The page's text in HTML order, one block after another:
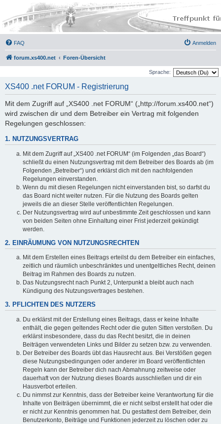
FAQ Anmelden
forum.xs400.net Foren-Übersicht
Sprache:
XS400 .net FORUM - Registrierung
Mit dem Zugriff auf „XS400 .net FORUM“ („http://forum.xs400.net“)
wird zwischen dir und dem Betreiber ein Vertrag mit folgenden
Regelungen geschlossen:
1. NUTZUNGSVERTRAG
Mit dem Zugriff auf „XS400 .net FORUM“ (im Folgenden „das Board“)
schließt du einen Nutzungsvertrag mit dem Betreiber des Boards ab (im
Folgenden „Betreiber“) und erklärst dich mit den nachfolgenden
Regelungen einverstanden.
Wenn du mit diesen Regelungen nicht einverstanden bist, so darfst du
das Board nicht weiter nutzen. Für die Nutzung des Boards gelten
jeweils die an dieser Stelle veröffentlichten Regelungen.
Der Nutzungsvertrag wird auf unbestimmte Zeit geschlossen und kann
von beiden Seiten ohne Einhaltung einer Frist jederzeit gekündigt
werden.
2. EINRÄUMUNG VON NUTZUNGSRECHTEN
Mit dem Erstellen eines Beitrags erteilst du dem Betreiber ein einfaches,
zeitlich und räumlich unbeschränktes und unentgeltliches Recht, deinen
Beitrag im Rahmen des Boards zu nutzen.
Das Nutzungsrecht nach Punkt 2, Unterpunkt a bleibt auch nach
Kündigung des Nutzungsvertrages bestehen.
3. PFLICHTEN DES NUTZERS
Du erklärst mit der Erstellung eines Beitrags, dass er keine Inhalte
enthält, die gegen geltendes Recht oder die guten Sitten verstoßen. Du
erklärst insbesondere, dass du das Recht besitzt, die in deinen
Beiträgen verwendeten Links und Bilder zu setzen bzw. zu verwenden.
Der Betreiber des Boards übt das Hausrecht aus. Bei Verstößen gegen
diese Nutzungsbedingungen oder anderer im Board veröffentlichten
Regeln kann der Betreiber dich nach Abmahnung zeitweise oder
dauerhaft von der Nutzung dieses Boards ausschließen und dir ein
Hausverbot erteilen.
Du nimmst zur Kenntnis, dass der Betreiber keine Verantwortung für die
Inhalte von Beiträgen übernimmt, die er nicht selbst erstellt hat oder die
er nicht zur Kenntnis genommen hat. Du gestattest dem Betreiber, dein
Benutzerkonto, Beiträge und Funktionen jederzeit zu löschen oder zu